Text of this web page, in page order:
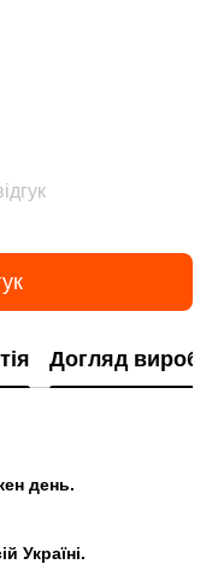
Догляд
день.
Україні.